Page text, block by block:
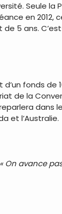
Seule la
en 2012,
de 5 ans.
fonds de
de la
dans
et l’Australie.
« On avance